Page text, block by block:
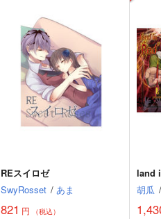
REスイロゼ
SwyRosset / あま
821 円 （税込）
land
胡瓜 /